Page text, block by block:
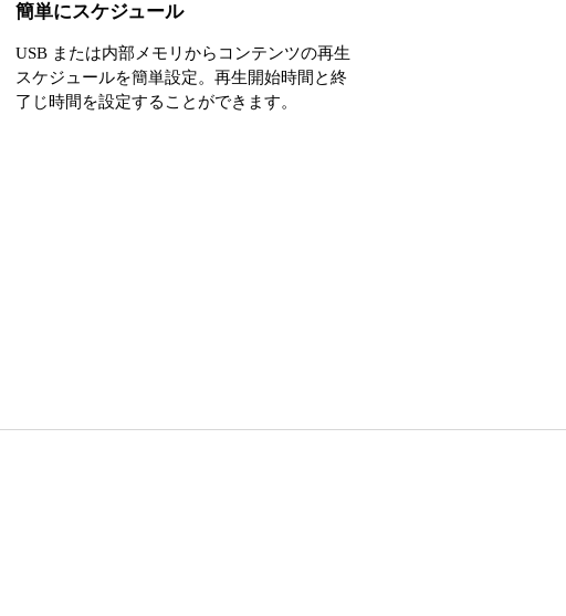
簡単にスケジュール
USB または内部メモリからコンテンツの再生
スケジュールを簡単設定。再生開始時間と終
了じ時間を設定することができます。